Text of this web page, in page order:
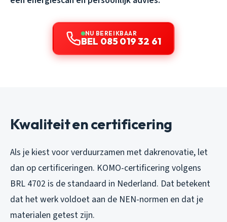
NU BEREIKBAAR
BEL 085 019 32 61
Kwaliteit en certificering
Als je kiest voor verduurzamen met dakrenovatie, let
dan op certificeringen. KOMO-certificering volgens
BRL 4702 is de standaard in Nederland. Dat betekent
dat het werk voldoet aan de NEN-normen en dat je
materialen getest zijn.